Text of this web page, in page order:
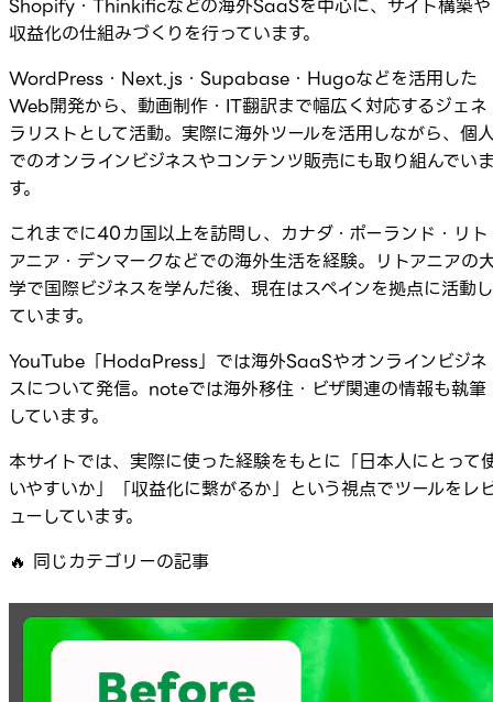
Shopify・Thinkificなどの海外SaaSを中心に、サイト構築や
収益化の仕組みづくりを行っています。
WordPress・Next.js・Supabase・Hugoなどを活用した
Web開発から、動画制作・IT翻訳まで幅広く対応するジェネ
ラリストとして活動。実際に海外ツールを活用しながら、個
でのオンラインビジネスやコンテンツ販売にも取り組んでい
す。
これまでに40カ国以上を訪問し、カナダ・ポーランド・リト
アニア・デンマークなどでの海外生活を経験。リトアニアの
学で国際ビジネスを学んだ後、現在はスペインを拠点に活動し
ています。
YouTube「HodaPress」では海外SaaSやオンラインビジネ
スについて発信。noteでは海外移住・ビザ関連の情報も執筆
しています。
本サイトでは、実際に使った経験をもとに「日本人にとって
いやすいか」「収益化に繋がるか」という視点でツールをレ
ューしています。
🔥 同じカテゴリーの記事